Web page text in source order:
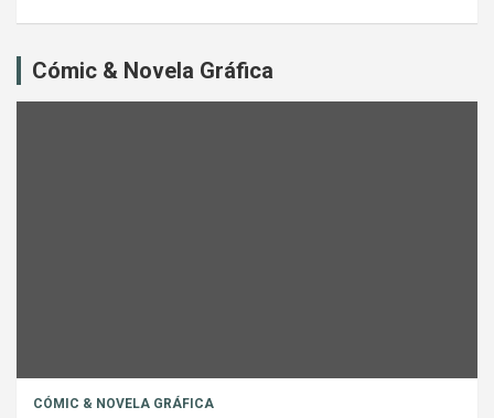
Cómic & Novela Gráfica
CÓMIC & NOVELA GRÁFICA